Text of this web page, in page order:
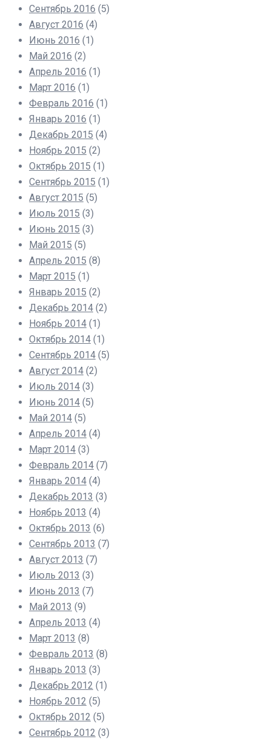
Сентябрь 2016 (5)
Август 2016 (4)
Июнь 2016 (1)
Май 2016 (2)
Апрель 2016 (1)
Март 2016 (1)
Февраль 2016 (1)
Январь 2016 (1)
Декабрь 2015 (4)
Ноябрь 2015 (2)
Октябрь 2015 (1)
Сентябрь 2015 (1)
Август 2015 (5)
Июль 2015 (3)
Июнь 2015 (3)
Май 2015 (5)
Апрель 2015 (8)
Март 2015 (1)
Январь 2015 (2)
Декабрь 2014 (2)
Ноябрь 2014 (1)
Октябрь 2014 (1)
Сентябрь 2014 (5)
Август 2014 (2)
Июль 2014 (3)
Июнь 2014 (5)
Май 2014 (5)
Апрель 2014 (4)
Март 2014 (3)
Февраль 2014 (7)
Январь 2014 (4)
Декабрь 2013 (3)
Ноябрь 2013 (4)
Октябрь 2013 (6)
Сентябрь 2013 (7)
Август 2013 (7)
Июль 2013 (3)
Июнь 2013 (7)
Май 2013 (9)
Апрель 2013 (4)
Март 2013 (8)
Февраль 2013 (8)
Январь 2013 (3)
Декабрь 2012 (1)
Ноябрь 2012 (5)
Октябрь 2012 (5)
Сентябрь 2012 (3)